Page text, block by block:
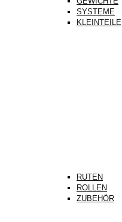
SYSTEME
KLEINTEILE
RUTEN
ROLLEN
ZUBEHÖR